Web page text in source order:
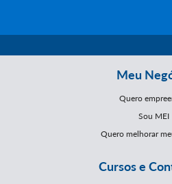
Meu
Quero
Sou MEI
Quero melhorar
Cursos e